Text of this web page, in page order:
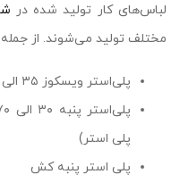
لباس‌‌های کار تولید شده در
مختلف تولید می‌شوند. از جمله:
پلی‌استر ویسکوز ۳۵ الی ۶۵ درصد
پلی استر)
پلی استر پنبه کش